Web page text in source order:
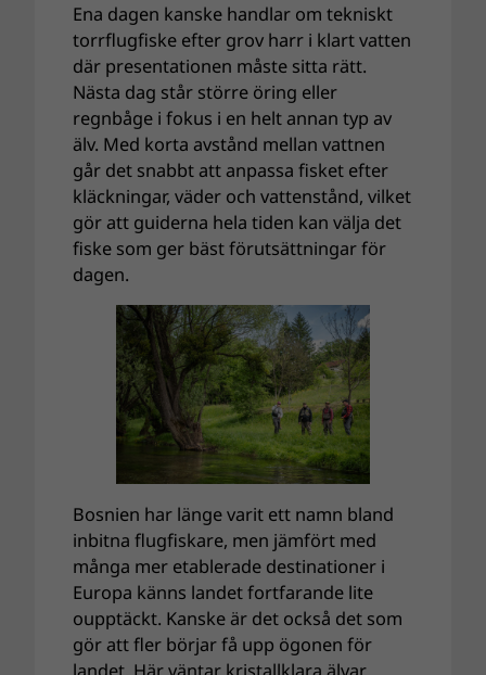
Ena dagen kanske handlar om tekniskt
torrflugfiske efter grov harr i klart vatten
där presentationen måste sitta rätt.
Nästa dag står större öring eller
regnbåge i fokus i en helt annan typ av
älv. Med korta avstånd mellan vattnen
går det snabbt att anpassa fisket efter
kläckningar, väder och vattenstånd, vilket
gör att guiderna hela tiden kan välja det
fiske som ger bäst förutsättningar för
dagen.
Bosnien har länge varit ett namn bland
inbitna flugfiskare, men jämfört med
många mer etablerade destinationer i
Europa känns landet fortfarande lite
oupptäckt. Kanske är det också det som
gör att fler börjar få upp ögonen för